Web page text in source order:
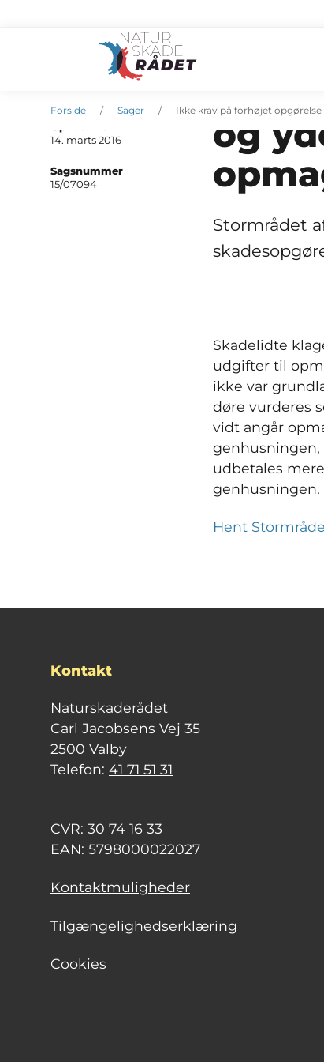
Forside Sager Ikke krav på forhøjet
14. marts 2016
Sagsnummer
15/07094
Ikke
og
Stormrådet
Skadelidte
udgifter til
ikke var
døre vurderes
vidt angår
genhusningen,
udbetales
genhusningen.
Hent
Kontakt
Naturskaderådet
Carl Jacobsens Vej 35
2500 Valby
Telefon: 41 71 51 31
CVR: 30 74 16 33
EAN: 5798000022027
Kontaktmuligheder
Tilgængelighedserklæring
Cookies